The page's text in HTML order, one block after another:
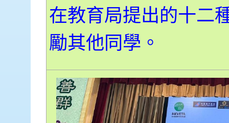
在教育局提出的十二
勵其他同學。